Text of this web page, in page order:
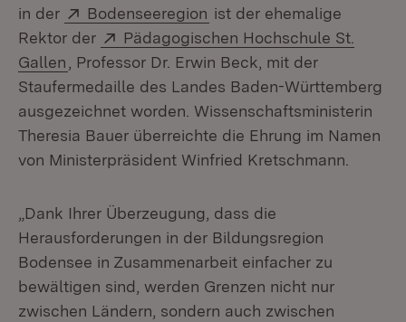
in der
Extern:
Bodenseeregion (Öffnet in neuem Fenster)
ist der ehemalige
Rektor der
Extern:
Pädagogischen Hochschule St.
Gallen (Öffnet in neuem Fenster)
, Professor Dr. Erwin Beck, mit der
Staufermedaille des Landes Baden-Württemberg
ausgezeichnet worden. Wissenschaftsministerin
Theresia Bauer überreichte die Ehrung im Namen
von Ministerpräsident Winfried Kretschmann.
„Dank Ihrer Überzeugung, dass die
Herausforderungen in der Bildungsregion
Bodensee in Zusammenarbeit einfacher zu
bewältigen sind, werden Grenzen nicht nur
zwischen Ländern, sondern auch zwischen